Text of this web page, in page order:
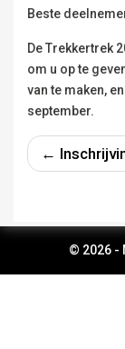
Beste
De Trekkertrek
om u op te
van te maken,
september.
←
© 2026 -